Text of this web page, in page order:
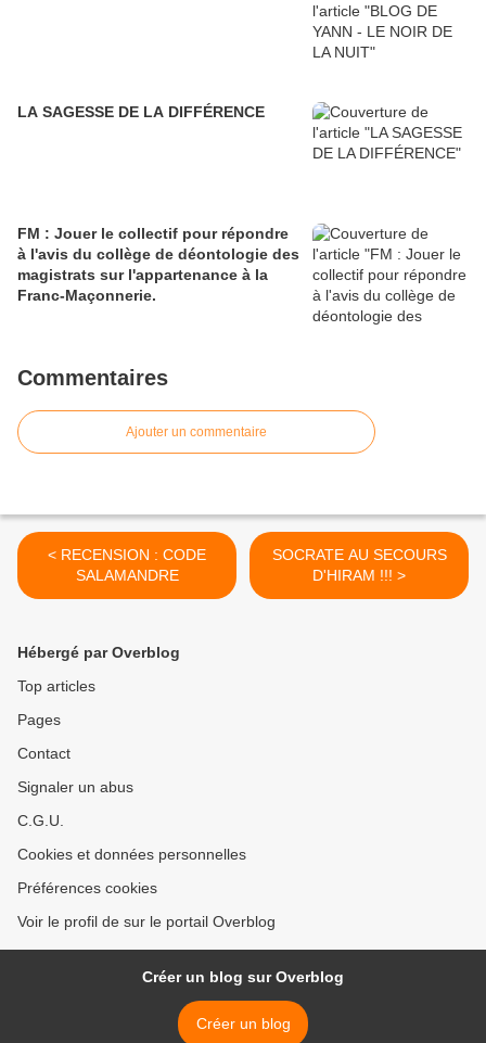
LA SAGESSE DE LA DIFFÉRENCE
FM : Jouer le collectif pour répondre
à l'avis du collège de déontologie des
magistrats sur l'appartenance à la
Franc-Maçonnerie.
Commentaires
Ajouter un commentaire
< RECENSION : CODE
SALAMANDRE
SOCRATE AU SECOURS
D'HIRAM !!! >
Hébergé par Overblog
Top articles
Pages
Contact
Signaler un abus
C.G.U.
Cookies et données personnelles
Préférences cookies
Voir le profil de sur le portail Overblog
Créer un blog sur Overblog
Créer un blog